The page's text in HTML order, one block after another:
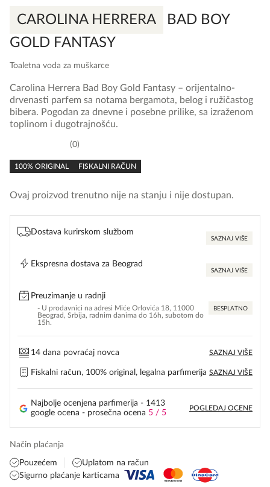
CAROLINA HERRERA
BAD BOY
GOLD FANTASY
Toaletna voda za muškarce
rating
0
100% ORIGINAL FISKALNI RAČUN
Carolina Herrera Bad Boy Gold Fantasy – orijentalno-
drvenasti parfem sa notama bergamota, belog i ružičastog
bibera. Pogodan za dnevne i posebne prilike, sa izraženom
toplinom i dugotrajnošću.
Ovaj proizvod trenutno nije na stanju i nije dostupan.
Dostava kurirskom službom
SAZNAJ VIŠE
Ekspresna dostava za Beograd
SAZNAJ VIŠE
Preuzimanje u radnji
- U prodavnici na adresi Miće Orlovića 18, 11000
Beograd, Srbija, radnim danima do 16h, subotom do
15h.
BESPLATNO
14 dana povraćaj novca SAZNAJ VIŠE
Fiskalni račun, 100% original, legalna parfimerija SAZNAJ VIŠE
Najbolje ocenjena parfimerija - 1413
google ocena - prosečna ocena 5 / 5
POGLEDAJ OCENE
Način plaćanja
Pouzećem
Uplatom na račun
Sigurno plaćanje karticama